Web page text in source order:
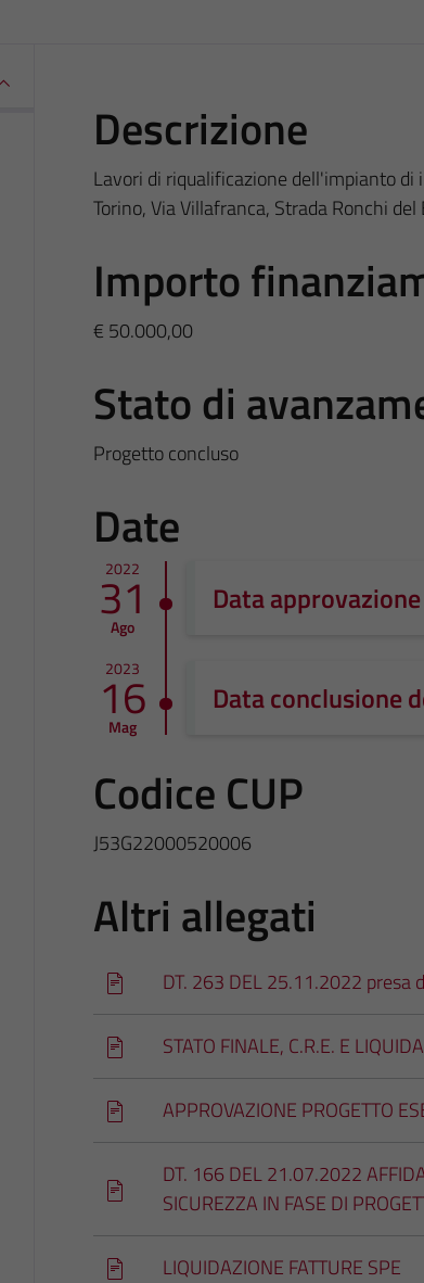
Descrizione
Lavori di riqualificazione dell'impianto
Torino, Via Villafranca, Strada Ronchi
Importo
€ 50.000,00
Stato di
Progetto concluso
Date
2022
31
Ago
Data approvazione
2023
16
Mag
Data conclusione
Codice CUP
J53G22000520006
Altri allegati
DT. 263 DEL 25.11.2022 presa
STATO FINALE, C.R.E. E
APPROVAZIONE PROGETTO
DT. 166 DEL 21.07.2022
SICUREZZA IN FASE DI
LIQUIDAZIONE FATTURE SPE